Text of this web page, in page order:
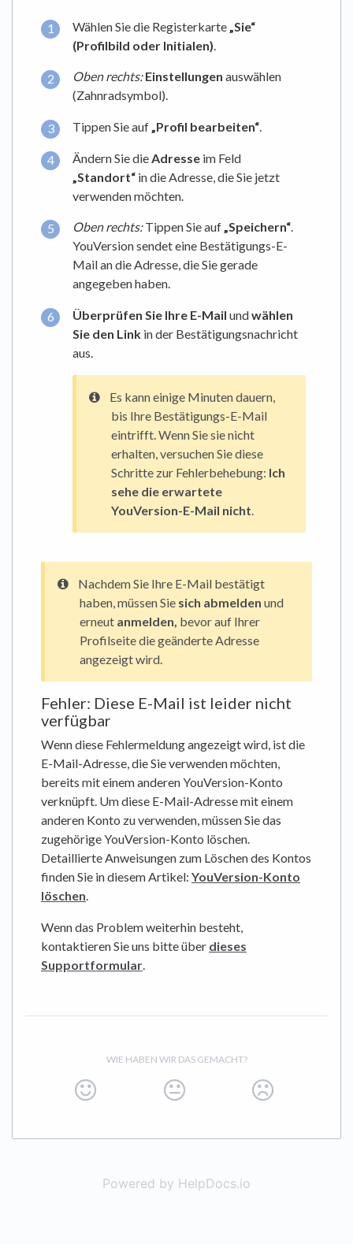
Wählen Sie die Registerkarte„Sie“
(Profilbild oder Initialen).
Oben rechts: Einstellungen auswählen
(Zahnradsymbol).
Tippen Sie auf„Profil bearbeiten“.
Ändern Sie die Adresse im Feld
„Standort“ in die Adresse, die Sie jetzt
verwenden möchten.
Oben rechts:Tippen Sie auf„Speichern“.
YouVersion sendet eine Bestätigungs-E-
Mail an die Adresse, die Sie gerade
angegeben haben.
Überprüfen Sie Ihre E-Mail undwählen
Sie den Link in der Bestätigungsnachricht
aus.
Es kann einige Minuten dauern,
bis Ihre Bestätigungs-E-Mail
eintrifft. Wenn Sie sie nicht
erhalten, versuchen Sie diese
Schritte zur Fehlerbehebung: Ich
sehe die erwartete
YouVersion-E-Mail nicht.
Nachdem Sie Ihre E-Mail bestätigt
haben, müssen Sie sich abmelden und
erneut anmelden, bevor auf Ihrer
Profilseite die geänderte Adresse
angezeigt wird.
Fehler: Diese E-Mail ist leider nicht
verfügbar
Wenn diese Fehlermeldung angezeigt wird, ist die
E-Mail-Adresse, die Sie verwenden möchten,
bereits mit einem anderen YouVersion-Konto
verknüpft. Um diese E-Mail-Adresse mit einem
anderen Konto zu verwenden, müssen Sie das
zugehörige YouVersion-Konto löschen.
Detaillierte Anweisungen zum Löschen des Kontos
finden Sie in diesem Artikel: YouVersion-Konto
löschen
Wenn das Problem weiterhin besteht,
kontaktieren Sie uns bitte über dieses
Supportformular
WIE HABEN WIR DAS GEMACHT?
Powered by HelpDocs.io